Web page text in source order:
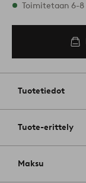
Varastossa
Toimitetaan 6-
Tuotetiedot
Tuote-erittely
Maksu